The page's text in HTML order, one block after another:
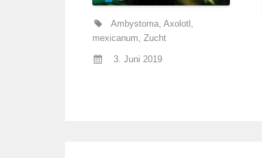
Ambystoma,Axolotl ,
mexicanum, Zucht
3. Juni 2019